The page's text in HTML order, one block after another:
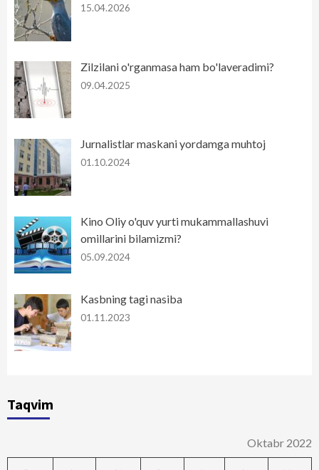
15.04.2026
Zilzilani o'rganmasa ham bo'laveradimi?
09.04.2025
Jurnalistlar maskani yordamga muhtoj
01.10.2024
Kino Oliy o'quv yurti mukammallashuvi
omillarini bilamizmi?
05.09.2024
Kasbning tagi nasiba
01.11.2023
Taqvim
Oktabr 2022